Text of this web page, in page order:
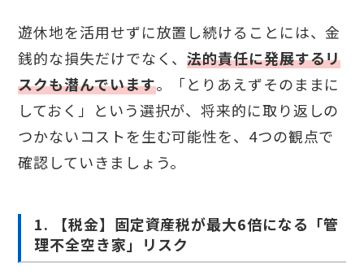
遊休地を活用せずに放置し続けることには、金
銭的な損失だけでなく、法的責任に発展するリ
スクも潜んでいます。「とりあえずそのままに
しておく」という選択が、将来的に取り返しの
つかないコストを生む可能性を、4つの観点で
確認していきましょう。
1. 【税金】固定資産税が最大6倍になる「管
理不全空き家」リスク